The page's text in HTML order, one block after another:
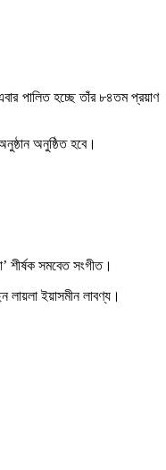
পালিত হচ্ছে তাঁর ৮৪তম প্রয়াণ
অনুষ্ঠিত হবে।
শীর্ষক সমবেত সংগীত।
লায়লা ইয়াসমীন লাবণ্য।